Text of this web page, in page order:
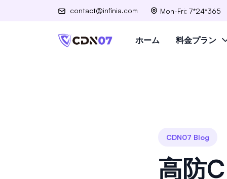
contact@infinia.com Mon-Fri: 7*24*365
ホーム 料金プラン
CDN07 Blog
高防